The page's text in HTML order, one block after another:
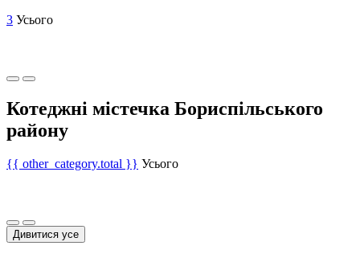
3 Усього
Котеджні містечка Бориспільського
району
{{ other_category.total }} Усього
Дивитися усе